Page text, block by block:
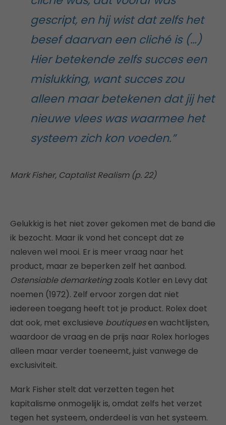
gescript, en hij wist dat zelfs het
besef daarvan een cliché is (…)
Hier betekende zelfs succes een
mislukking, want succes zou
alleen maar betekenen dat jij het
nieuwe vlees was waarmee het
systeem zich kon voeden.”
Mark Fisher, Captalist Realism (p. 22)
Gelukkig is het niet zover gekomen met de band die
ik bezocht. Maar ik vond het concept dat ze
naleven wel mooi. Er is meer vraag naar het
product, maar ze beperken zelf het aanbod.
Ostensiable demarketingzoals Kotler en Levy dat
noemen (1972). Zelf ervoor zorgen dat niet
iedereen toegang heeft tot je product. Rolex doet
dat ook, met exclusieve boutiquesen wachtlijsten,
waardoor de vraag en de prijs naar Rolex horloges
alleen maar verder toeneemt, juist vanwege de
exclusiviteit.
Mark Fisher stelt dat verzetten tegen het
kapitalisme onmogelijk is, omdat zelfs het verzet
tegen het systeem, onderdeel is van het systeem.